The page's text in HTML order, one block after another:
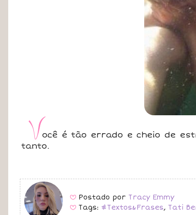
Você é tão errado e cheio de
tanto.
B Postado por Tracy Emmy
B Tags: #Textos&Frases, Tati